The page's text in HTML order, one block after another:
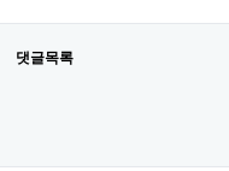
댓글목록